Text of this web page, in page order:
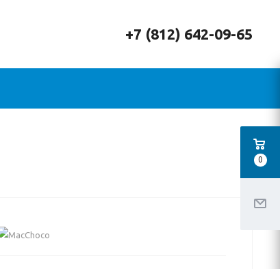
+7 (812) 642-09-65
0